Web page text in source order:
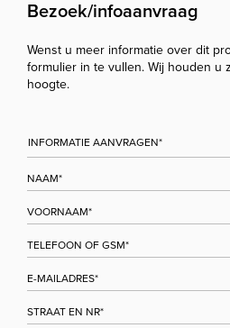
Bezoek/infoaanvraag
Wenst u meer informatie over dit
formulier in te vullen. Wij houden u
hoogte.